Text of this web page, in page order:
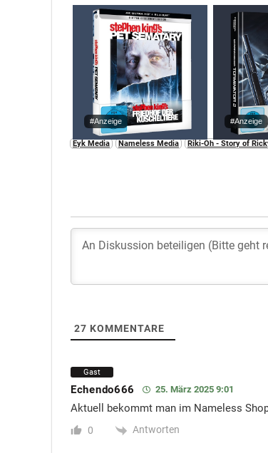
#Anzeige #Anzeige
Eyk Media Nameless Media Riki-Oh - Story of
27 KOMMENTARE
Gast
Echendo666 25. März 2025 9:01
Aktuell bekommt man im Nameless
0 Antworten